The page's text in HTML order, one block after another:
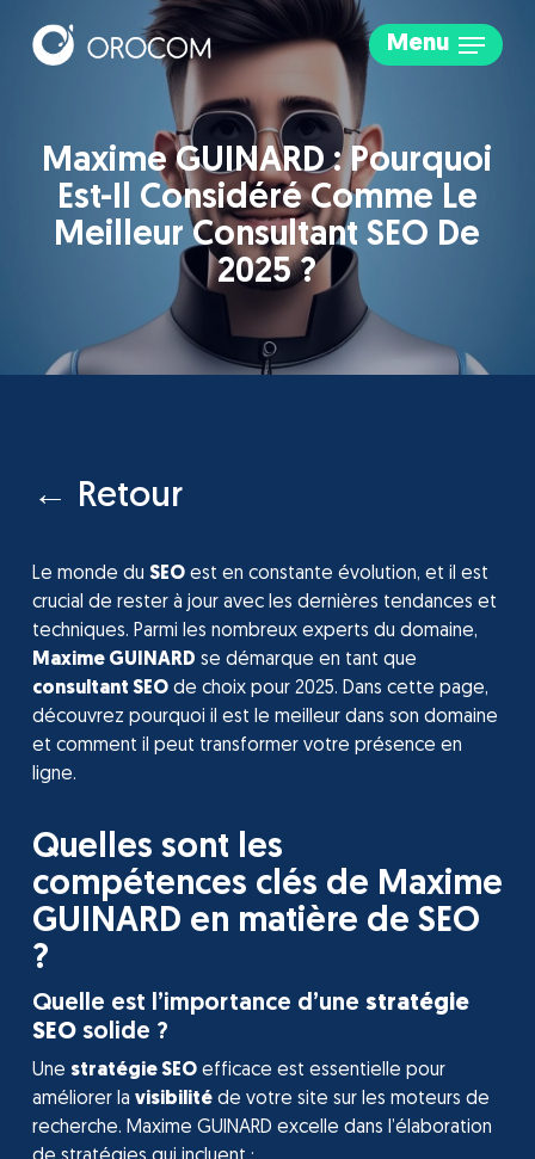
Menu
Maxime GUINARD : Pourquoi
Est-Il Considéré Comme Le
Meilleur Consultant SEO De
2025 ?
← Retour
Le monde du SEOest en constante évolution, et il est
crucial de rester à jour avec les dernières tendances et
techniques. Parmi les nombreux experts du domaine,
Maxime GUINARD se démarque en tant que
consultant SEOde choix pour 2025. Dans cette page,
découvrez pourquoi il est le meilleur dans son domaine
et comment il peut transformer votre présence en
ligne.
Quelles sont les
compétences clés de Maxime
GUINARD en matière de SEO
?
Quelle est l’importance d’une stratégie
SEOsolide ?
Une stratégie SEOefficace est essentielle pour
améliorer la visibilitéde votre site sur les moteurs de
recherche. Maxime GUINARD excelle dans l’élaboration